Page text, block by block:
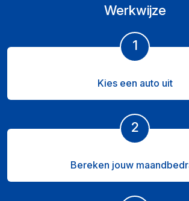
Werkwijze
1
Kies een auto uit
2
Bereken jouw